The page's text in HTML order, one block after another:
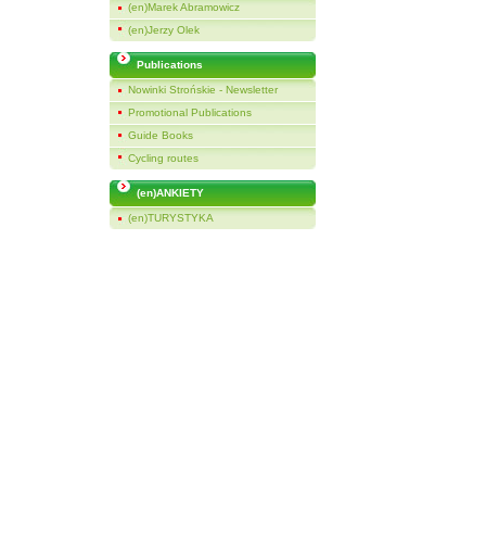
(en)Marek Abramowicz
(en)Jerzy Olek
Publications
Nowinki Strońskie - Newsletter
Promotional Publications
Guide Books
Cycling routes
(en)ANKIETY
(en)TURYSTYKA